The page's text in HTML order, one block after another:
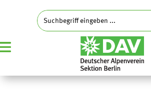
Search
for: